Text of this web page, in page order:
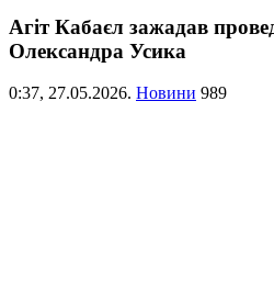
Агіт Кабаєл зажадав
Олександра Усика
0:37, 27.05.2026. Новини 989